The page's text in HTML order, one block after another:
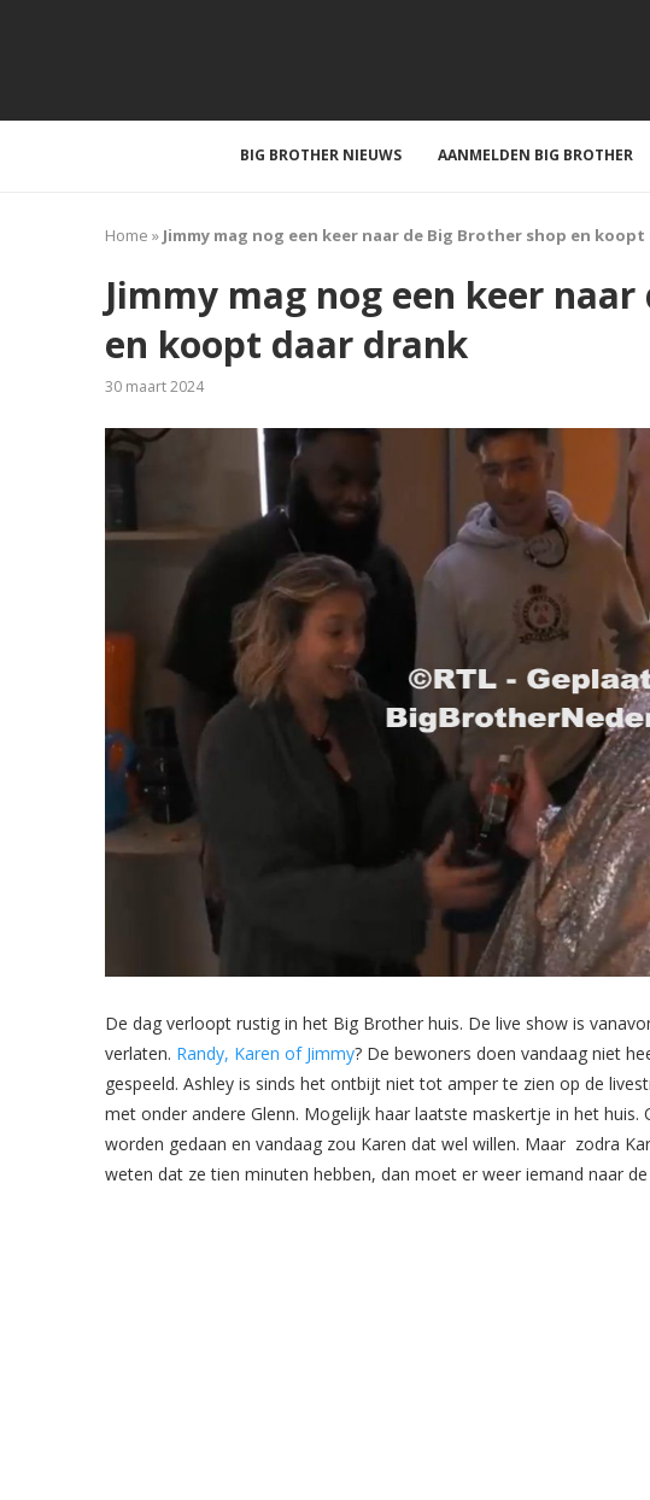
BIG BROTHER NIEUWS AANMELDEN BIG BROTHER
Home » Jimmy mag nog een keer naar de Big Brother shop en
Jimmy mag nog een keer
en koopt daar drank
30 maart 2024
De dag verloopt rustig in het Big Brother huis. De live show is
verlaten. Randy, Karen of Jimmy? De bewoners doen vandaag niet
gespeeld. Ashley is sinds het ontbijt niet tot amper te zien op de
met onder andere Glenn. Mogelijk haar laatste maskertje in het
worden gedaan en vandaag zou Karen dat wel willen. Maar zodra
weten dat ze tien minuten hebben, dan moet er weer iemand naar